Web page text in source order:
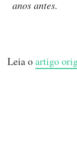
anos antes.
Leia oartigo